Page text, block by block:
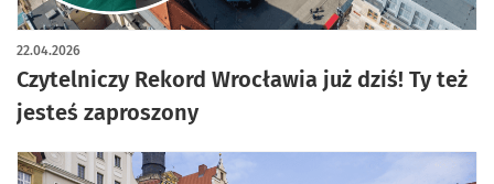
Czytelniczy Rekord Wrocławia już dziś! Ty też
jesteś zaproszony
22.04.2026